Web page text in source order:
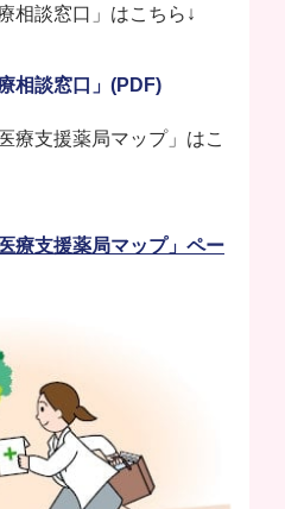
相談窓口」はこちら↓
相談窓口」(PDF)
療支援薬局マップ」はこ
療支援薬局マップ」ペー